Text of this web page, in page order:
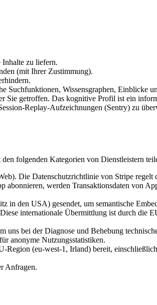
Inhalte zu liefern.
(mit Ihrer Zustimmung).
Suchfunktionen, Wissensgraphen,
Sie getroffen. Das kognitive Profil ist ein
Replay-Aufzeichnungen (Sentry) zu
folgenden Kategorien von Dienstleistern
Die Datenschutzrichtlinie von Stripe regelt
werden Transaktionsdaten von
den USA) gesendet, um semantische
internationale Übermittlung ist durch die
uns bei der Diagnose und Behebung
anonyme Nutzungsstatistiken.
(eu-west-1, Irland) bereit,
Anfragen.